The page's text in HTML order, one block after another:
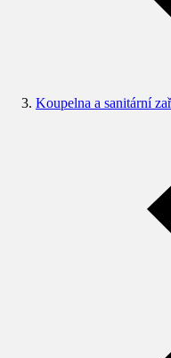
Koupelna a sanitární